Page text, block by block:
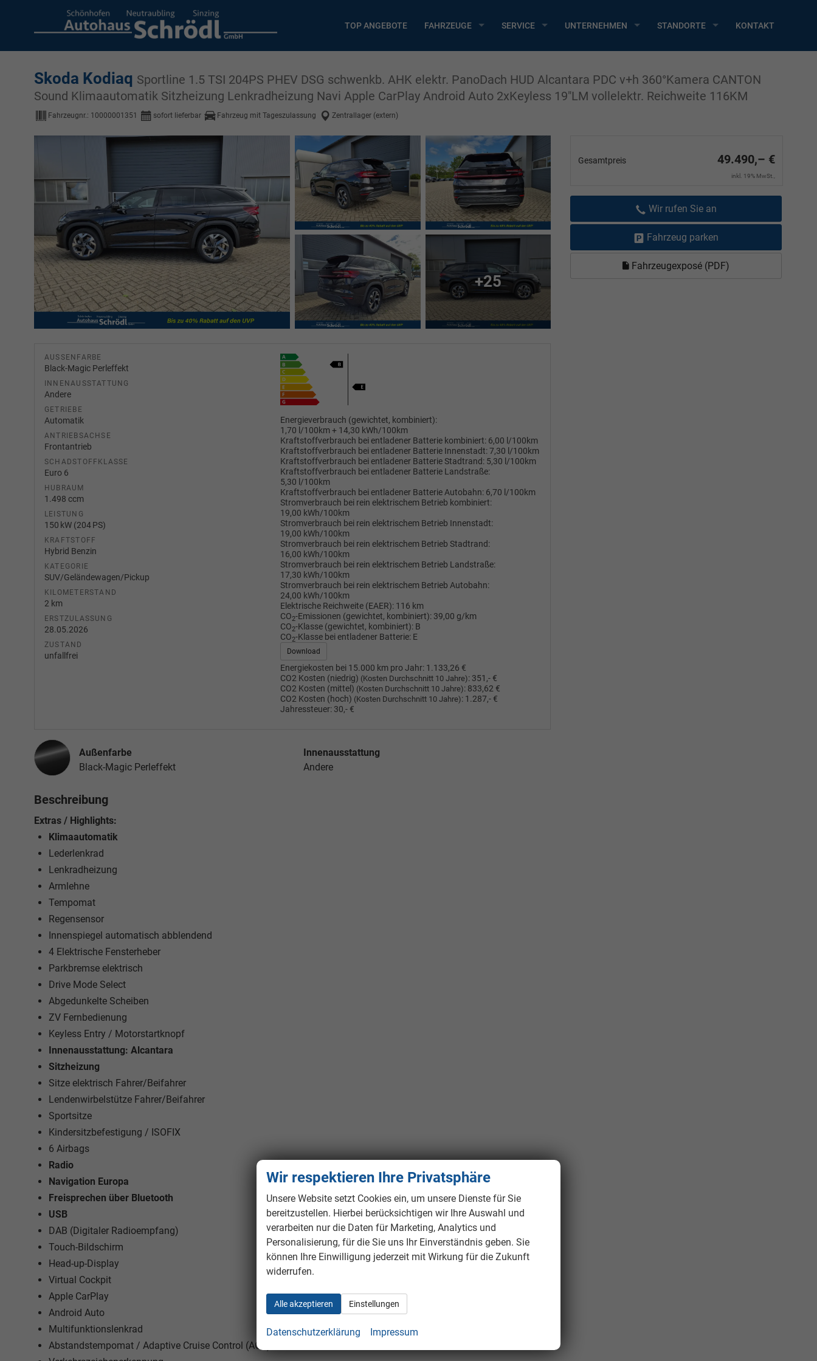
TOP ANGEBOTE FAHRZEUGE SERVICE UNTERNEHMEN STANDORTE KONTAKT
Skoda Kodiaq Sportline 1.5 TSI 204PS PHEV DSG schwenkb. AHK elektr. PanoDach HUD Alcantara PDC v+h 360°Kamera CANTON
Sound Klimaautomatik Sitzheizung Lenkradheizung Navi Apple CarPlay Android Auto 2xKeyless 19"LM vollelektr. Reichweite 116KM
Fahrzeugnr.: 10000001351 sofort lieferbar Fahrzeug mit Tageszulassung Zentrallager (extern)
Gesamtpreis 49.490,– €
inkl. 19% MwSt.,
Wir rufen Sie an
Fahrzeug parken
Fahrzeugexposé (PDF)
+25
AUSSENFARBE
Black-Magic Perleffekt
INNENAUSSTATTUNG
Andere
GETRIEBE
Automatik
ANTRIEBSACHSE
Frontantrieb
SCHADSTOFFKLASSE
Euro 6
HUBRAUM
1.498 ccm
LEISTUNG
150 kW (204 PS)
KRAFTSTOFF
Hybrid Benzin
KATEGORIE
SUV/Geländewagen/Pickup
KILOMETERSTAND
2 km
ERSTZULASSUNG
28.05.2026
ZUSTAND
unfallfrei
Energieverbrauch (gewichtet, kombiniert):
1,70 l/100km + 14,30 kWh/100km
Kraftstoffverbrauch bei entladener Batterie kombiniert: 6,00 l/100km
Kraftstoffverbrauch bei entladener Batterie Innenstadt:7,30 l/100km
Kraftstoffverbrauch bei entladener Batterie Stadtrand: 5,30 l/100km
Kraftstoffverbrauch bei entladener Batterie Landstraße:
5,30 l/100km
Kraftstoffverbrauch bei entladener Batterie Autobahn: 6,70 l/100km
Stromverbrauch bei rein elektrischem Betrieb kombiniert:
19,00 kWh/100km
Stromverbrauch bei rein elektrischem Betrieb Innenstadt:
19,00 kWh/100km
Stromverbrauch bei rein elektrischem Betrieb Stadtrand:
16,00 kWh/100km
Stromverbrauch bei rein elektrischem Betrieb Landstraße:
17,30 kWh/100km
Stromverbrauch bei rein elektrischem Betrieb Autobahn:
24,00 kWh/100km
Elektrische Reichweite (EAER): 116 km
CO2-Emissionen (gewichtet, kombiniert): 39,00 g/km
CO2-Klasse (gewichtet, kombiniert): B
CO2-Klasse bei entladener Batterie: E
Download
Energiekosten bei 15.000 km pro Jahr: 1.133,26 €
CO2 Kosten (niedrig) (Kosten Durchschnitt 10 Jahre): 351,- €
CO2 Kosten (mittel) (Kosten Durchschnitt 10 Jahre): 833,62 €
CO2 Kosten (hoch) (Kosten Durchschnitt 10 Jahre): 1.287,- €
Jahressteuer: 30,- €
Außenfarbe
Black-Magic Perleffekt
Innenausstattung
Andere
Beschreibung
Extras / Highlights:
Klimaautomatik
Lederlenkrad
Lenkradheizung
Armlehne
Tempomat
Regensensor
Innenspiegel automatisch abblendend
4 Elektrische Fensterheber
Parkbremse elektrisch
Drive Mode Select
Abgedunkelte Scheiben
ZV Fernbedienung
Keyless Entry / Motorstartknopf
Innenausstattung: Alcantara
Sitzheizung
Sitze elektrisch Fahrer/Beifahrer
Lendenwirbelstütze Fahrer/Beifahrer
Sportsitze
Kindersitzbefestigung / ISOFIX
6 Airbags
Radio
Navigation Europa
Freisprechen über Bluetooth
USB
DAB (Digitaler Radioempfang)
Touch-Bildschirm
Head-up-Display
Virtual Cockpit
Apple CarPlay
Android Auto
Multifunktionslenkrad
Abstandstempomat / Adaptive Cruise Control (ACC)
Wir respektieren Ihre Privatsphäre
Unsere Website setzt Cookies ein, um unsere Dienste für Sie
bereitzustellen. Hierbei berücksichtigen wir Ihre Auswahl und
verarbeiten nur die Daten für Marketing, Analytics und
Personalisierung, für die Sie uns Ihr Einverständnis geben. Sie
können Ihre Einwilligung jederzeit mit Wirkung für die Zukunft
widerrufen.
Alle akzeptieren Einstellungen
Datenschutzerklärung Impressum